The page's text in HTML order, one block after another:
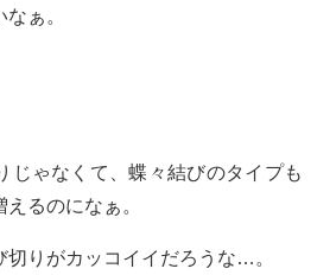
ぁ。
じゃなくて、蝶々結びのタイプも
るのになぁ。
切りがカッコイイだろうな…。